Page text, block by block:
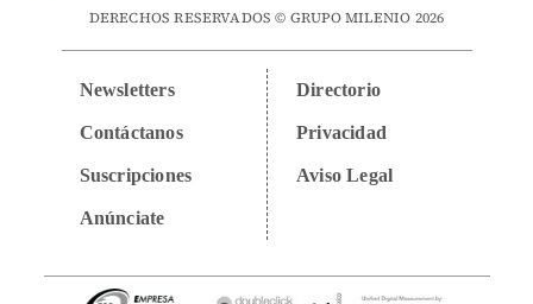
DERECHOS RESERVADOS © GRUPO MILENIO 2026
Newsletters
Contáctanos
Suscripciones
Anúnciate
Directorio
Privacidad
Aviso Legal